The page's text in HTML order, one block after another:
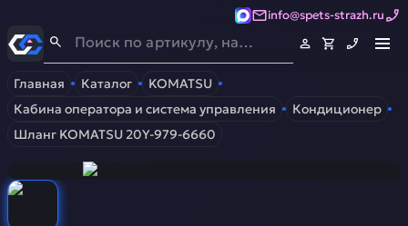
info@spets-strazh.ru
Спец-Страж- Запчасти для спецтехники
Главная Каталог
KOMATSU
Кабина оператора и система управления
Кондиционер
Шланг KOMATSU 20Y-979-6660